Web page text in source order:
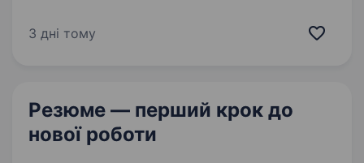
та Іспанії; Мережа фірмових салонів 600+
3 дні тому
Резюме — перший крок до
нової роботи